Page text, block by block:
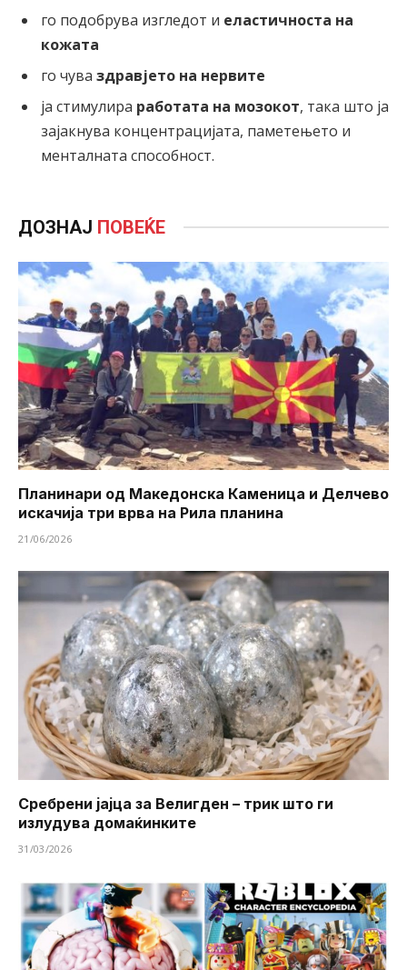
го подобрува изгледот и еластичноста на
кожата
го чува здравјето на нервите
ја стимулира работата на мозокот, така што ја
зајакнува концентрацијата, паметењето и
менталната способност.
ДОЗНАЈ ПОВЕЌЕ
Планинари од Македонска Каменица и Делчево
искачија три врва на Рила планина
21/06/2026
Сребрени јајца за Велигден – трик што ги
излудува домаќинките
31/03/2026